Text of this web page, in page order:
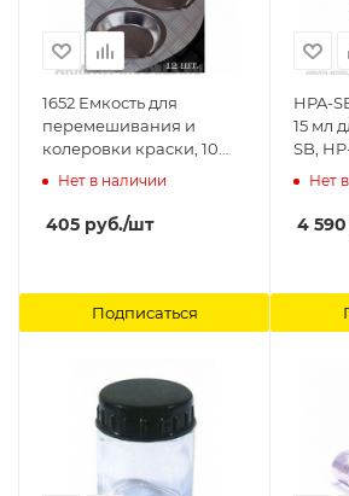
1652 Емкость для
перемешивания и
колеровки краски, 10
мл, 12шт./уп. Jas
Нет в наличии
405 руб./шт
Подписаться
HPA-
15 мл
SB, HP-
6)Нет
4 590